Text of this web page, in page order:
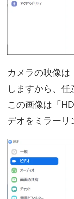
カメラの映像は
しますから、任
この画像は「
デオをミラーリ